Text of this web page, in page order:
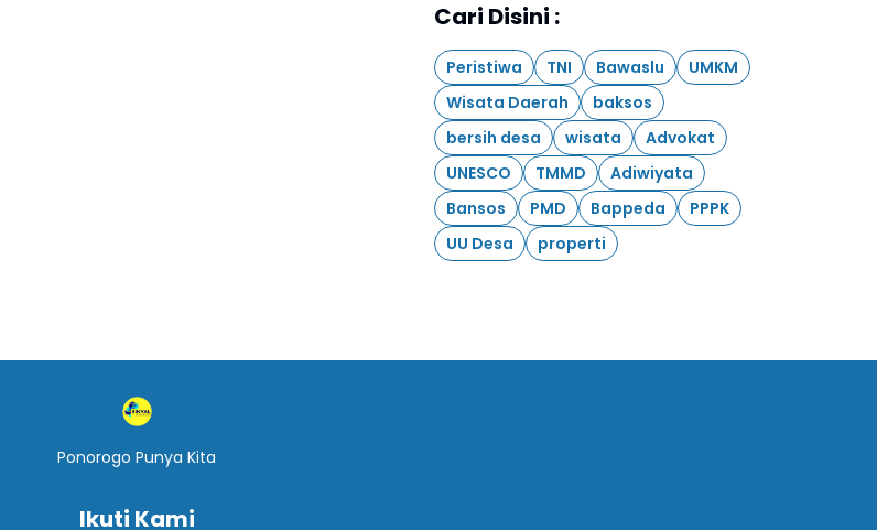
Cari Disini :
Peristiwa TNI Bawaslu
UMKM
Wisata Daerah
baksos
bersih desa
wisata
Advokat
UNESCO
TMMD
Adiwiyata
Bansos
PMD Bappeda
PPPK
UU Desa
properti
Ponorogo Punya Kita
Ikuti Kami